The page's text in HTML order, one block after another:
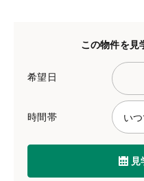
この物件を見
希望日
時間帯